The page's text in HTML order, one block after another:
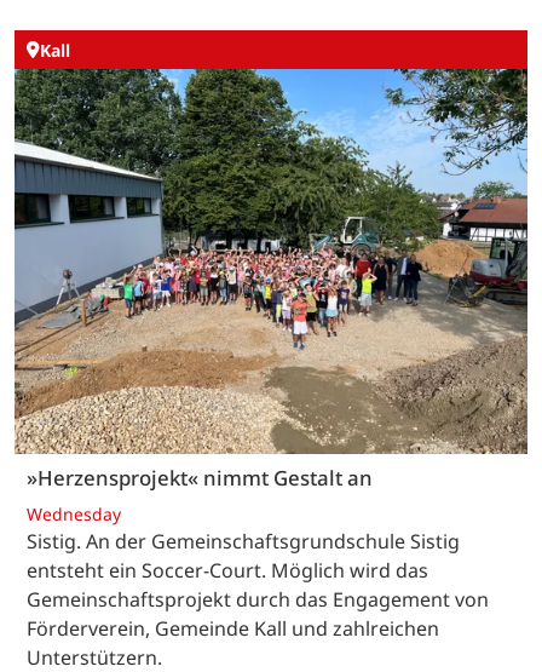
Kall
»Herzensprojekt« nimmt Gestalt an
Wednesday
Sistig. An der Gemeinschaftsgrundschule Sistig
entsteht ein Soccer-Court. Möglich wird das
Gemeinschaftsprojekt durch das Engagement von
Förderverein, Gemeinde Kall und zahlreichen
Unterstützern.